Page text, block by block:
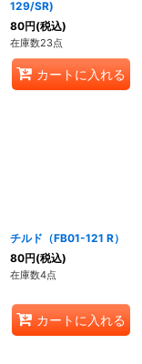
129/SR)
80円(税込)
在庫数23点
カートに入れる
チルド（FB01-121 R）
80円(税込)
在庫数4点
カートに入れる